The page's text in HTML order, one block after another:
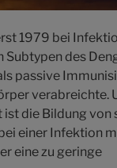
1979 bei
Subtypen des
passive
verabreichte.
die Bildung von
einer Infektion
eine zu geringe